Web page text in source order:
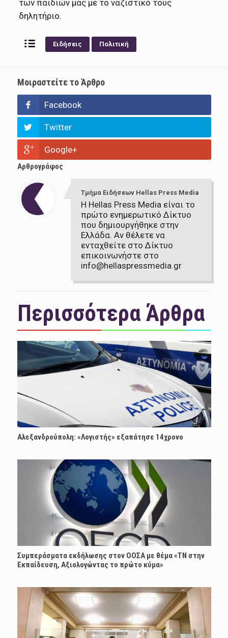
των παιδιών μας με το ναζιστικό τους
δηλητήριο.
Ειδήσεις Πολιτική
Μοιραστείτε το Άρθρο
Facebook
Twitter
Google+
Αρθρογράφος
Τμήμα Ειδήσεων Hellas Press Media
Η Hellas Press Media είναι το
πρώτο ενημερωτικό Δίκτυο
που δημιουργήθηκε στην
Ελλάδα. Αν θέλετε να
ενταχθείτε στο Δίκτυο
επικοινωνήστε στο
info@hellaspressmedia.gr
Περισσότερα Άρθρα
Αλεξανδρούπολη: «Λογιστής» εξαπάτησε 14χρονο
Συμπεράσματα εκδήλωσης στον ΟΟΣΑ με θέμα «ΤΝ στην
Εκπαίδευση, Αξιολογώντας το πρώτο κύμα»